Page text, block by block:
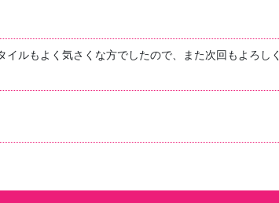
ルもよく気さくな方でしたので、また次回もよろしく